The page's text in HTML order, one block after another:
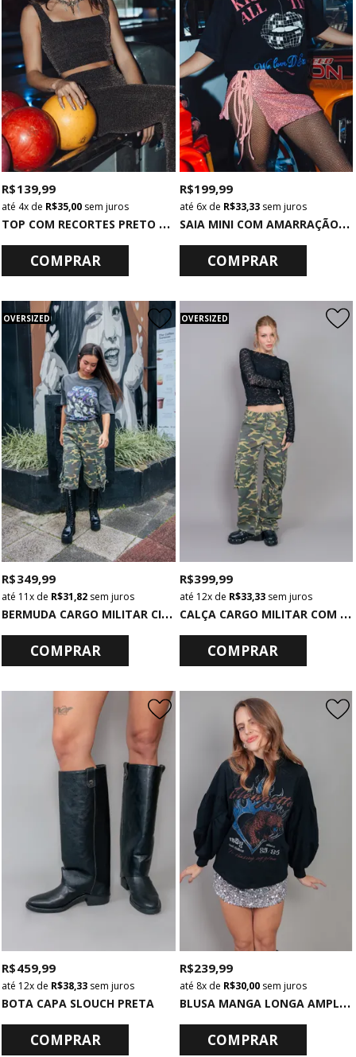
T
OP COM RECORTES PRETO COM LUREX MULTICOLORIDOS
R$ 139,99
4x de R$ 35,00 sem juros
COMPRAR
S
AIA MINI COM AMARRAÇÃO DE PAETÊ ROSA
R$ 199,99
6xde R$ 33,33sem juros
COMPRAR
OVERSIZED
B
ERMUDA CARGO MILITAR CINTURA MÉDIA CAMUFLADA
R$ 349,99
11x de R$ 31,82 sem juros
COMPRAR
OVERSIZED
C
ALÇA CARGO MILITAR COM BOLSOS CAMUFLADA
R$ 399,99
12xde R$ 33,33sem juros
COMPRAR
BOTA CAPA SLOUCH PRETA
R$ 459,99
12x de R$ 38,33 sem juros
COMPRAR
B
LUSA MANGA LONGA AMPLA PRETA GLOWGETTER
R$ 239,99
8xde R$ 30,00sem juros
COMPRAR